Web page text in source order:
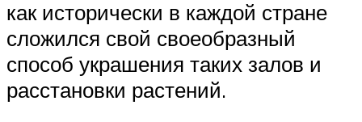
как исторически в каждой стране
сложился свой своеобразный
способ украшения таких залов и
расстановки растений.